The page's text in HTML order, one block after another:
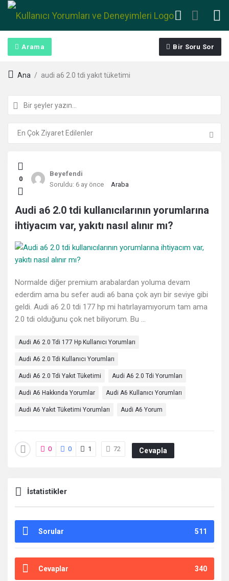
Arama Bir Soru Sor
Ana / audi a6 2.0 tdi yakıt tüketimi
Kullanıcı
Yorumları
ve
Deneyimleri
En
Sorular
0
Beyefendi
Soruldu: 6 ay önce Araba
Audi a6 2.0 tdi kullanıcılarının yorumlarına
ihtiyacım var, yakıtı nasıl alınır mı?
Normalde diğer premium arabalardan yoluma devam
ederdim ama bu sefer audi a6 bana çok ayrı bir seviye gibi
geldi. Audi a6 2.0 tdi 177 hp mi hatırlayamıyorum tam ama
2.0 tdi olduğunu çok net biliyorum. Bu ...
Audi A6 2.0 Tdi 177 Hp Kullanıcı Yorumları
Audi A6 2.0 Tdi Kullanıcı Yorumları
Audi A6 2.0 Tdi Yakıt Tüketimi Audi A6 2.0 Tdi Yorumları
Audi A6 Hakkında Yorumlar Audi A6 Kullanıcı Yorumları
Audi A6 Yakıt Tüketimi Yorumları Audi A6 Yorum
0 0 1 72 Cevapla
İstatistikler
Sorular 511
Cevaplar 340